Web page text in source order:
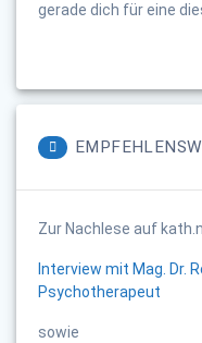
gerade dich für eine
Zur Nachlese auf
Interview mit Mag. Dr.
Psychotherapeut
sowie